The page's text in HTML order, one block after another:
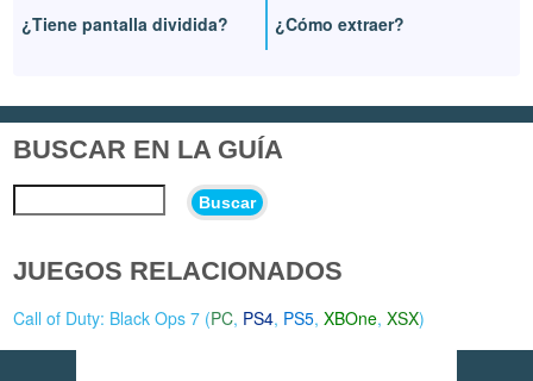
¿Tiene pantalla dividida?
¿Cómo extraer?
BUSCAR EN LA GUÍA
Buscar
JUEGOS RELACIONADOS
Call of Duty: Black Ops 7 (PC, PS4, PS5,XBOne,XSX)